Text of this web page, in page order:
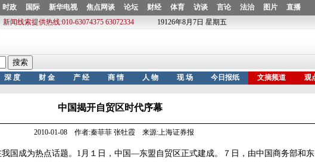
中国揭开自贸区时代序幕
2010-01-08 作者:秦菲菲 张牡霞 来源:上海证券报
国成为热点话题。1月１日，中国—东盟自贸区正式建成。７日，由中国商务部和东